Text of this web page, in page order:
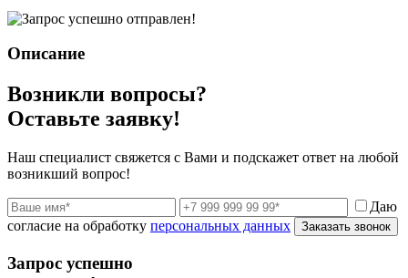
Описание
Возникли вопросы?
Оставьте заявку!
Наш специалист свяжется с Вами и подскажет ответ на любой
возникший вопрос!
Даю
согласие на обработку персональных данных Заказать звонок
Запрос успешно